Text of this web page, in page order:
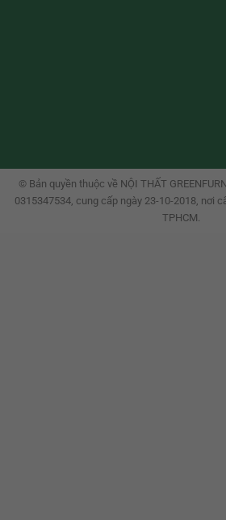
© Bản quyền thuộc về NỘI THẤT
0315347534, cung cấp ngày 23-10-2018, nơi
TPHCM.